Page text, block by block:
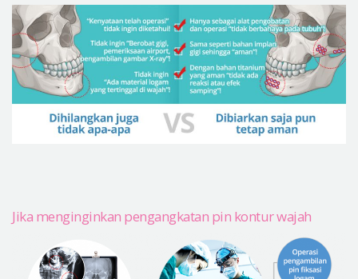
Jika menginginkan pengangkatan pin kontur wajah